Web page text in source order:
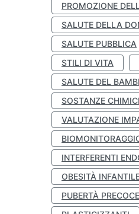
PROMOZIONE
SALUTE DELLA
SALUTE PUBBLICA
STILI DI VITA
SALUTE DEL
SOSTANZE
VALUTAZIONE
INTERFERENTI
OBESITÀ
PUBERTÀ PRECOCE